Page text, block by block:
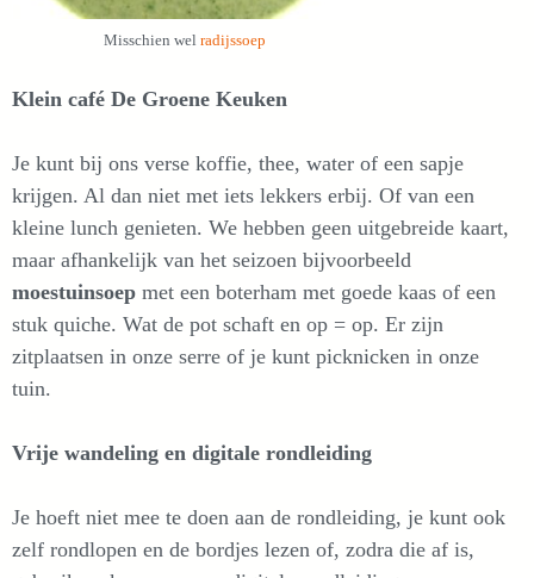
Misschien wel radijssoep
Klein café De Groene Keuken
Je kunt bij ons verse koffie, thee, water of een sapje
krijgen. Al dan niet met iets lekkers erbij. Of van een
kleine lunch genieten. We hebben geen uitgebreide kaart,
maar afhankelijk van het seizoen bijvoorbeeld
moestuinsoep met een boterham met goede kaas of een
stuk quiche. Wat de pot schaft en op = op. Er zijn
zitplaatsen in onze serre of je kunt picknicken in onze
tuin.
Vrije wandeling en digitale rondleiding
Je hoeft niet mee te doen aan de rondleiding, je kunt ook
zelf rondlopen en de bordjes lezen of, zodra die af is,